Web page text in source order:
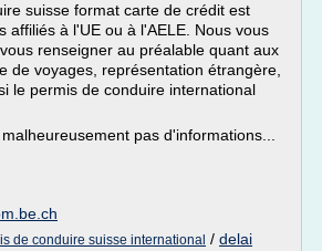
suisse format carte de crédit est
affiliés à l'UE ou à l'AELE. Nous vous
renseigner au préalable quant aux
de voyages, représentation étrangère,
le permis de conduire international
pas d'informations...
de conduire suisse international / delai